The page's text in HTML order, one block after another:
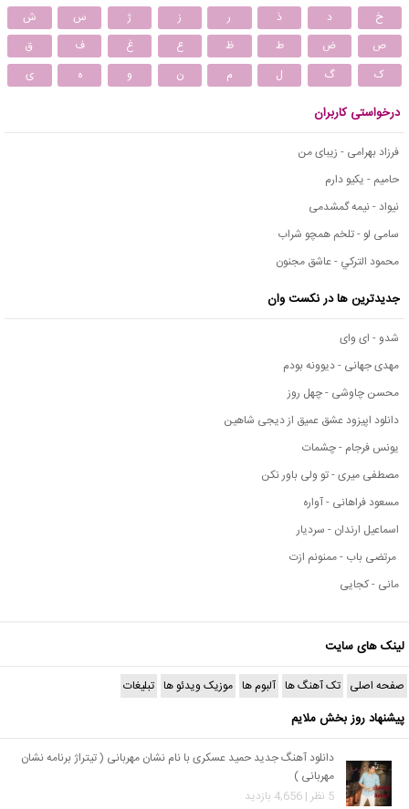
خ
د ذ ر ز ژ س
ش
ص
ض ط ظ ع غ ف
ق
ک
گ ل م ن و ه ی
درخواستی کاربران
فرزاد بهرامی - زیبای من
حامیم - یکیو دارم
نیواد - نیمه گمشدمی
سامی لو - تلخم همچو شراب
محمود التركي - عاشق مجنون
جدیدترین ها در نکست وان
شدو - ای وای
مهدی جهانی - دیوونه بودم
محسن چاوشی - چهل روز
دانلود اپیزود عشق عمیق از دیجی شاهین
یونس فرجام - چشمات
مصطفی میری - تو ولی باور نکن
مسعود فراهانی - آواره
اسماعیل ارندان - سردیار
مرتضی باب - ممنونم ازت
مانی - کجایی
لینک های سایت
صفحه اصلی تک آهنگ ها آلبوم ها موزیک ویدئو ها تبلیغات
پیشنهاد روز بخش ملایم
دانلود آهنگ جدید حمید عسکری با نام نشان مهربانی ( تیتراژ برنامه نشان
مهربانی )
5 نظر | 4,656 بازدید